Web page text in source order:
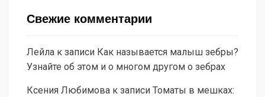
Свежие комментарии
Лейла к записи Как называется малыш зебры?
Узнайте об этом и о многом другом о зебрах
Ксения Любимова к записи Томаты в мешках: